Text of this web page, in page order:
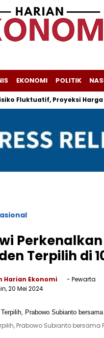
EKONOMI POLITIK
Proyeksi Harga
Terpilih di
Harian Ekonomi
- Pewarta
20 Mei 2024
Prabowo Subianto